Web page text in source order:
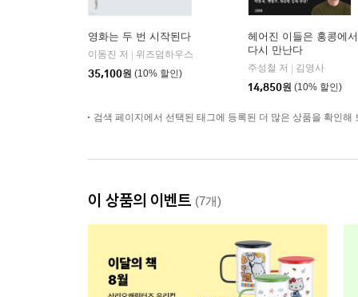
영화는 두 번 시작된다
이동진 저
위즈덤하우스
35,100원 (10% 할인)
헤어진 이들은 홍콩에서
다시 만난다
주성철 저
김영사
14,850원 (10% 할인)
검색 페이지에서 선택된 태그에 등록된 더 많은 상품을 확인해
이 상품의 이벤트 (7개)